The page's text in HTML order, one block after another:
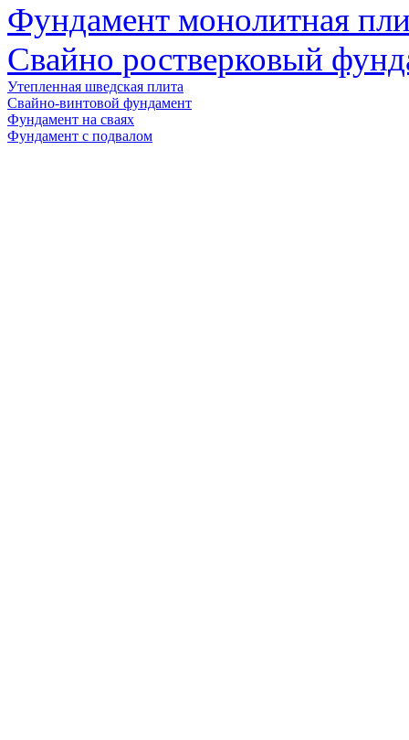
Фундамент монолитная
Свайно ростверковый
Утепленная шведская плита
Свайно-винтовой фундамент
Фундамент на сваях
Фундамент с подвалом